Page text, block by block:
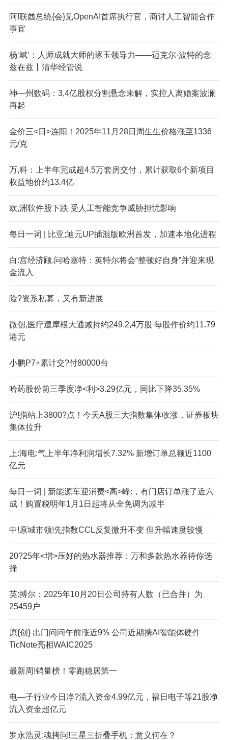
阿!联酋总统{会}见OpenAI首席执行官，商讨人工智能合作
事宜
杨‘斌’：人师成就大师的琢玉领导力——迈克尔·波特的念
兹在兹丨清华经管说
神—州数码：3,4亿股权分割悬念未解，实控人离婚案波澜
再起
金价三<日>连阳！2025年11月28日周生生价格涨至1336
元/克
万,科：上半年完成超4.5万套房交付，累计获取6个新项目
权益地价约13.4亿
欧,洲软件股下跌 受人工智能竞争威胁担忧影响
每日一词 | 比亚;迪元UP插混版欧洲首发，加速本地化进程
白:宫经济顾.问哈塞特：英特尔将会“整顿好自身”并迎来现
金流入
险?资系私募，又有新进展
微创,医疗遭摩根大通减持约249.2,4万股 每股作价约11.79
港元
小鹏P7+累计交?付80000台
哈药股份前三季度净<利>3.29亿元，同比下降35.35%
沪!指站上3800?点！今天A股三大指数集体收涨，证券板块
集体拉升
上:海电:气上半年净利润增长7.32% 新增订单总额近1100
亿元
每日一词 | 新能源车迎消费<高>峰:，有门店订单涨了近六
成！购置税明年1月1日起将从全免调为减半
中!原城市领!先指数CCL反复微升不变 但升幅速度较慢
20?25年<增>压好的热水器推荐：万和多款热水器待你选
择
英:搏尔：2025年10月20日公司持有人数（已合并）为
25459户
原{创} 出门问问午前涨近9% 公司近期携AI智能体硬件
TicNote亮相WAIC2025
最新周!销量榜！零跑稳居第一
电—子行业今日净?流入资金4.99亿元，福日电子等21股净
流入资金超亿元
罗永浩灵:魂拷问!三星三折叠手机：意义何在？